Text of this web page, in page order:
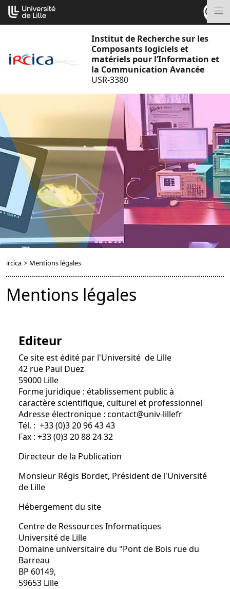
Aller
au
contenu
Institut de Recherche sur les
Composants logiciels et
matériels pour l’Information et
la Communication Avancée
USR-3380
ircica > Mentions légales
Mentions légales
Editeur
Ce site est édité par l'Université de Lille
42 rue Paul Duez
59000 Lille
Forme juridique : établissement public à
caractère scientifique, culturel et professionnel
Adresse électronique : contact@univ-lillefr
Tél. : +33 (0)3 20 96 43 43
Fax : +33 (0)3 20 88 24 32
Directeur de la Publication
Monsieur Régis Bordet, Président de l'Université
de Lille
Hébergement du site
Centre de Ressources Informatiques
Université de Lille
Domaine universitaire du "Pont de Bois rue du
Barreau
BP 60149,
59653 Lille
Cookies management panel